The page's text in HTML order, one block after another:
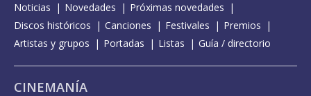
Noticias Novedades
Próximas novedades
Discos históricos
Canciones Festivales
Premios
Artistas y grupos
Portadas Listas Guía / directorio
CINEMANÍA